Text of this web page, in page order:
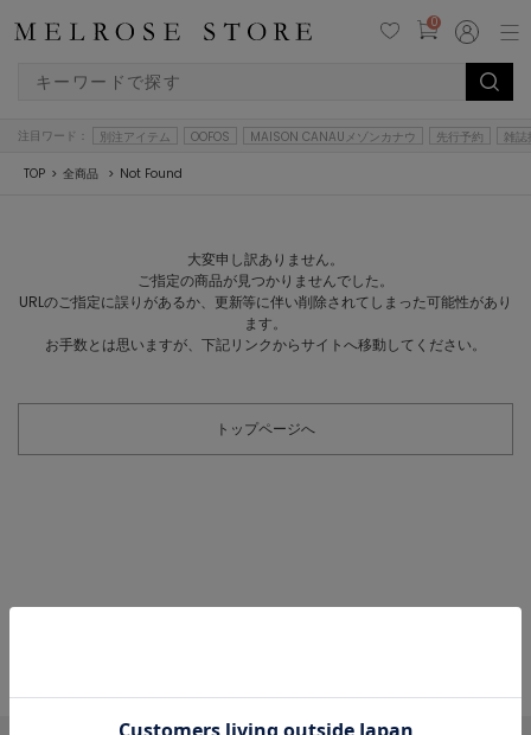
0
注目ワード： 別注アイテム OOFOS MAISON CANAUメゾンカナウ 先行予約 雑誌
TOP 全商品 Not Found
大変申し訳ありません。
ご指定の商品が見つかりませんでした。
URLのご指定に誤りがあるか、更新等に伴い削除されてしまった可能性があり
ます。
お手数とは思いますが、下記リンクからサイトへ移動してください。
トップページへ